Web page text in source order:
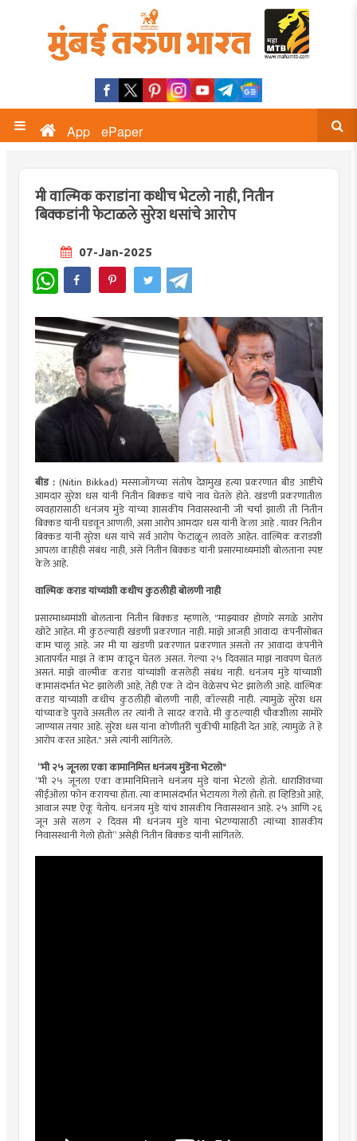
App ePaper
मी वाल्मिक कराडांना कधीच भेटलो नाही, नितीन
बिक्कडांनी फेटाळले सुरेश धसांचे आरोप
07-Jan-2025
WhatsApp
बीड :(Nitin Bikkad) मस्साजोगच्या संतोष देशमुख हत्या प्रकरणात बीड आष्टीचे
आमदार सुरेश धस यांनी नितीन बिक्कड यांचे नाव घेतले होते. खंडणी प्रकरणातील
व्यवहारासाठी धनंजय मुंडे यांच्या शासकीय निवासस्थानी जी चर्चा झाली ती नितीन
बिक्कड यांनी घडवून आणली, असा आरोप आमदार धस यांनी केला आहे . यावर नितीन
बिक्कड यांनी सुरेश धस यांचे सर्व आरोप फेटाळून लावले आहेत. वाल्मिक कराडशी
आपला काहीही संबंध नाही, असे नितीन बिक्कड यांनी प्रसारमाध्यमांशी बोलताना स्पष्ट
केले आहे.
वाल्मिक कराड यांच्यांशी कधीच कुठलीही बोलणी नाही
प्रसारमाध्यमांशी बोलताना नितीन बिक्कड म्हणाले, "माझ्यावर होणारे सगळे आरोप
खोटे आहेत. मी कुठल्याही खंडणी प्रकरणात नाही. माझे आजही आवादा कंपनीसोबत
काम चालू आहे. जर मी या खंडणी प्रकरणात प्रकरणात असतो तर आवादा कंपनीने
आतापर्यंत माझं ते काम काढून घेतलं असतं. गेल्या २५ दिवसांत माझं नावपण घेतलं
असतं. माझे वाल्मीक कराड यांच्यांशी कसलेही संबंध नाही. धनंजय मुंडे यांच्याशी
कामासंदर्भात भेट झालेली आहे, तेही एक ते दोन वेळेसच भेट झालेली आहे. वाल्मिक
कराड यांच्यांशी कधीच कुठलीही बोलणी नाही, कॉल्सही नाही. त्यामुळे सुरेश धस
यांच्याकडे पुरावे असतील तर त्यांनी ते सादर करावे. मी कुठल्याही चौकशीला सामोरे
जाण्यास तयार आहे. सुरेश धस यांना कोणीतरी चुकीची माहिती देत आहे, त्यामुळे ते हे
आरोप करत आहेत." असे त्यांनी सांगितले.
“मी २५ जूनला एका कामानिमित्त धनंजय मुंडेंना भेटलाे"
“मी २५ जूनला एका कामानिमित्ताने धनंजय मुंडे यांना भेटलो होतो. धाराशिवच्या
सीईओला फोन करायचा होता. त्या कामासंदर्भात भेटायला गेलो होतो. हा व्हिडिओ आहे,
आवाज स्पष्ट ऐकू येतोय. धनंजय मुंडे यांचं शासकीय निवासस्थान आहे. २५ आणि २६
जून असे सलग २ दिवस मी धनंजय मुंडे यांना भेटण्यासाठी त्यांच्या शासकीय
निवासस्थानी गेलो होतो” असेही नितीन बिक्कड यांनी सांगितले.